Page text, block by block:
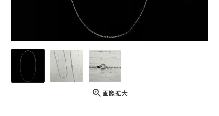
画像拡大